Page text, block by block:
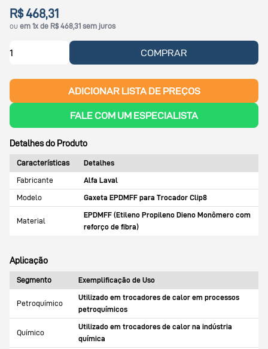
R$ 468,31
ou em 1x de R$ 468,31 sem juros
COMPRAR
ADICIONAR LISTA DE PREÇOS
FALE COM UM ESPECIALISTA
Detalhes do Produto
Características
Detalhes
Fabricante
Alfa Laval
Modelo
Gaxeta EPDMFF para Trocador Clip8
Material
EPDMFF (Etileno Propileno Dieno Monômero com
reforço de fibra)
Aplicação
Segmento Exemplificação de Uso
Petroquímico
Utilizado em trocadores de calor em processos
petroquímicos
Químico
Utilizado em trocadores de calor na indústria
química